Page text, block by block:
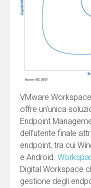
VMware
offre un’unica
Endpoint
dell’utente finale
endpoint, tra cui
e Android.
Digital Workspace
gestione degli